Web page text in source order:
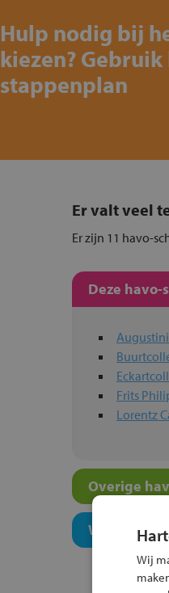
Hulp nodig bij
kiezen? Gebruik
stappenplan
Er valt veel
Er zijn 11 havo-
Deze
Frits
Lorentz
Overige
Welk
Wij